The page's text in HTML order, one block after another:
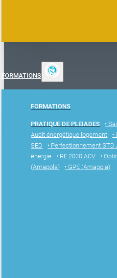
FORMATIONS
FORMATIONS
PRATIQUE DE PLEIADES •
Audit énergétique logement
•
SED
• Perfectionnement STD
énergie
• RE 2020 ACV
•
(Amapola)
• GPE (Amapola)